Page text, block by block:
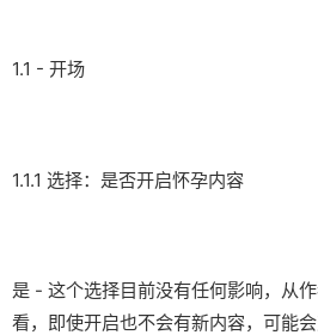
1.1 - 开场
1.1.1 选择：是否开启怀孕内容
是 - 这个选择目前没有任何影响，从
看，即使开启也不会有新内容，可能